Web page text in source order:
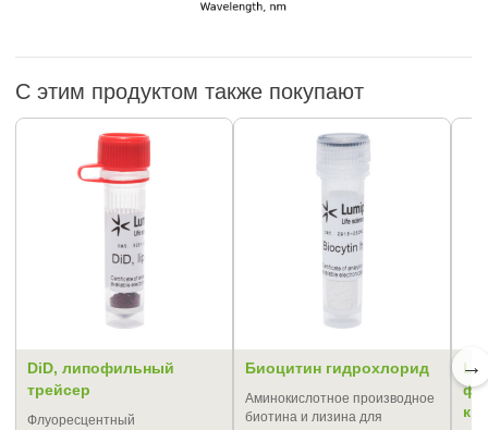
С этим продуктом также покупают
DiD, липофильный
трейсер
Флуоресцентный
Биоцитин гидрохлорид
Аминокислотное производное
биотина и лизина для
→